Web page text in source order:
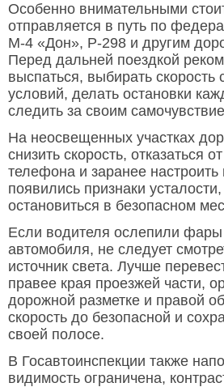
Особенно внимательными
отправляется в путь по
М-4 «Дон», Р-298 и другим
Перед дальней поездкой
выспаться, выбирать
условий, делать остановки
следить за своим
На неосвещенных участках
снизить скорость, отказаться
телефона и заранее настроить
появились признаки
остановиться в безопасном
Если водителя ослепили фары
автомобиля, не следует
источник света. Лучше
правее края проезжей части,
дорожной разметке и правой
скорость до безопасной и
своей полосе.
В Госавтоинспекции также
видимость ограничена,